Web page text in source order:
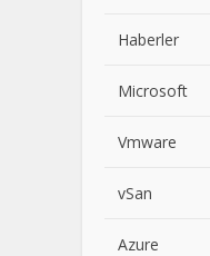
Haberler
Microsoft
Vmware
vSan
Azure